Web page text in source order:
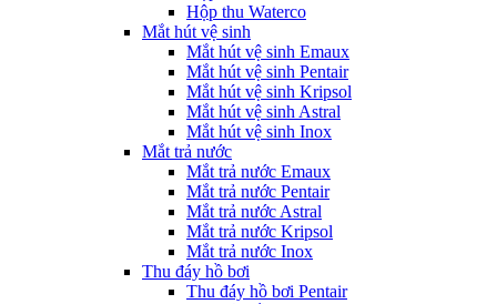
Hộp thu Waterco
Mắt hút vệ sinh
Mắt hút vệ sinh Emaux
Mắt hút vệ sinh Pentair
Mắt hút vệ sinh Kripsol
Mắt hút vệ sinh Astral
Mắt hút vệ sinh Inox
Mắt trả nước
Mắt trả nước Emaux
Mắt trả nước Pentair
Mắt trả nước Astral
Mắt trả nước Kripsol
Mắt trả nước Inox
Thu đáy hồ bơi
Thu đáy hồ bơi Pentair